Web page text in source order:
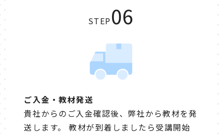
STEP06
ご入金・教材発送
貴社からのご入金確認後、弊社から教材を発
送します。 教材が到着しましたら受講開始